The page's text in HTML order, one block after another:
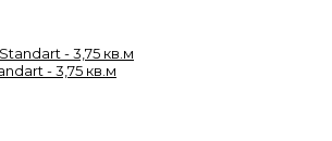
- 3,75 кв.м